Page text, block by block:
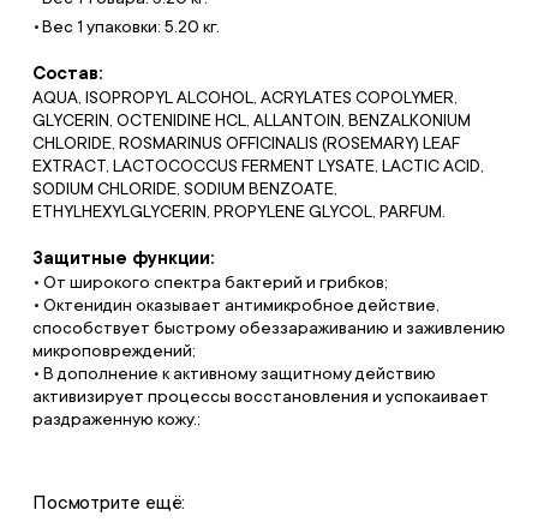
Вес 1 упаковки: 5.20 кг.
Состав:
AQUA, ISOPROPYL ALCOHOL, ACRYLATES COPOLYMER,
GLYCERIN, OCTENIDINE HCL, ALLANTOIN, BENZALKONIUM
CHLORIDE, ROSMARINUS OFFICINALIS (ROSEMARY) LEAF
EXTRACT, LACTOCOCCUS FERMENT LYSATE, LACTIC ACID,
SODIUM CHLORIDE, SODIUM BENZOATE,
ETHYLHEXYLGLYCERIN, PROPYLENE GLYCOL, PARFUM.
Защитные функции:
• От широкого спектра бактерий и грибков;
• Октенидин оказывает антимикробное действие,
способствует быстрому обеззараживанию и заживлению
микроповреждений;
• В дополнение к активному защитному действию
активизирует процессы восстановления и успокаивает
раздраженную кожу.;
Посмотрите ещё: